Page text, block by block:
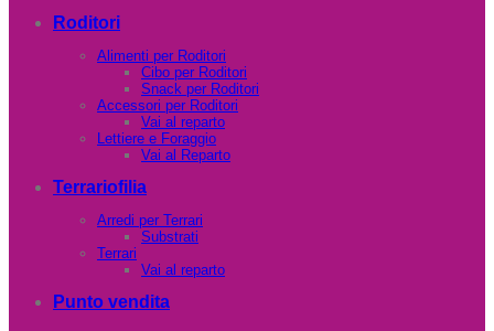
Roditori
Alimenti per Roditori
Cibo per Roditori
Snack per Roditori
Accessori per Roditori
Vai al reparto
Lettiere e Foraggio
Vai al Reparto
Terrariofilia
Arredi per Terrari
Substrati
Terrari
Vai al reparto
Punto vendita